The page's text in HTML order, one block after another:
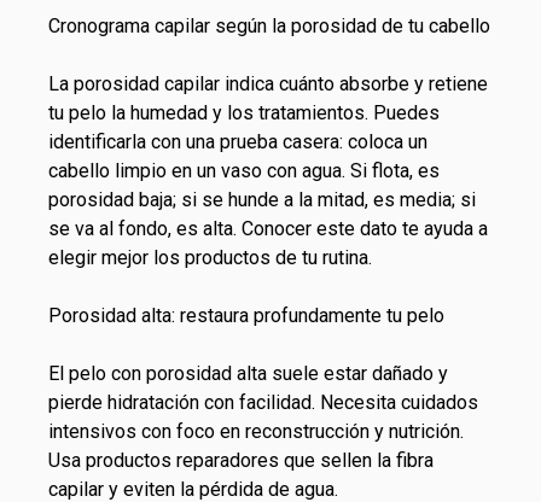
Cronograma capilar según la porosidad de tu cabello
La porosidad capilar indica cuánto absorbe y retiene
tu pelo la humedad y los tratamientos. Puedes
identificarla con una prueba casera: coloca un
cabello limpio en un vaso con agua. Si flota, es
porosidad baja; si se hunde a la mitad, es media; si
se va al fondo, es alta. Conocer este dato te ayuda a
elegir mejor los productos de tu rutina.
Porosidad alta: restaura profundamente tu pelo
El pelo con porosidad alta suele estar dañado y
pierde hidratación con facilidad. Necesita cuidados
intensivos con foco en reconstrucción y nutrición.
Usa productos reparadores que sellen la fibra
capilar y eviten la pérdida de agua.